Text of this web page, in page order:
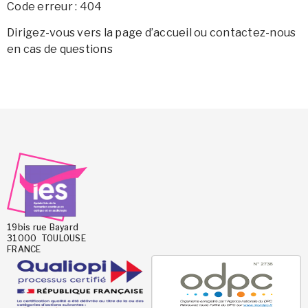
Code erreur : 404
Dirigez-vous vers la page d’accueil ou contactez-nous
en cas de questions
19bis rue Bayard
31000 TOULOUSE
FRANCE